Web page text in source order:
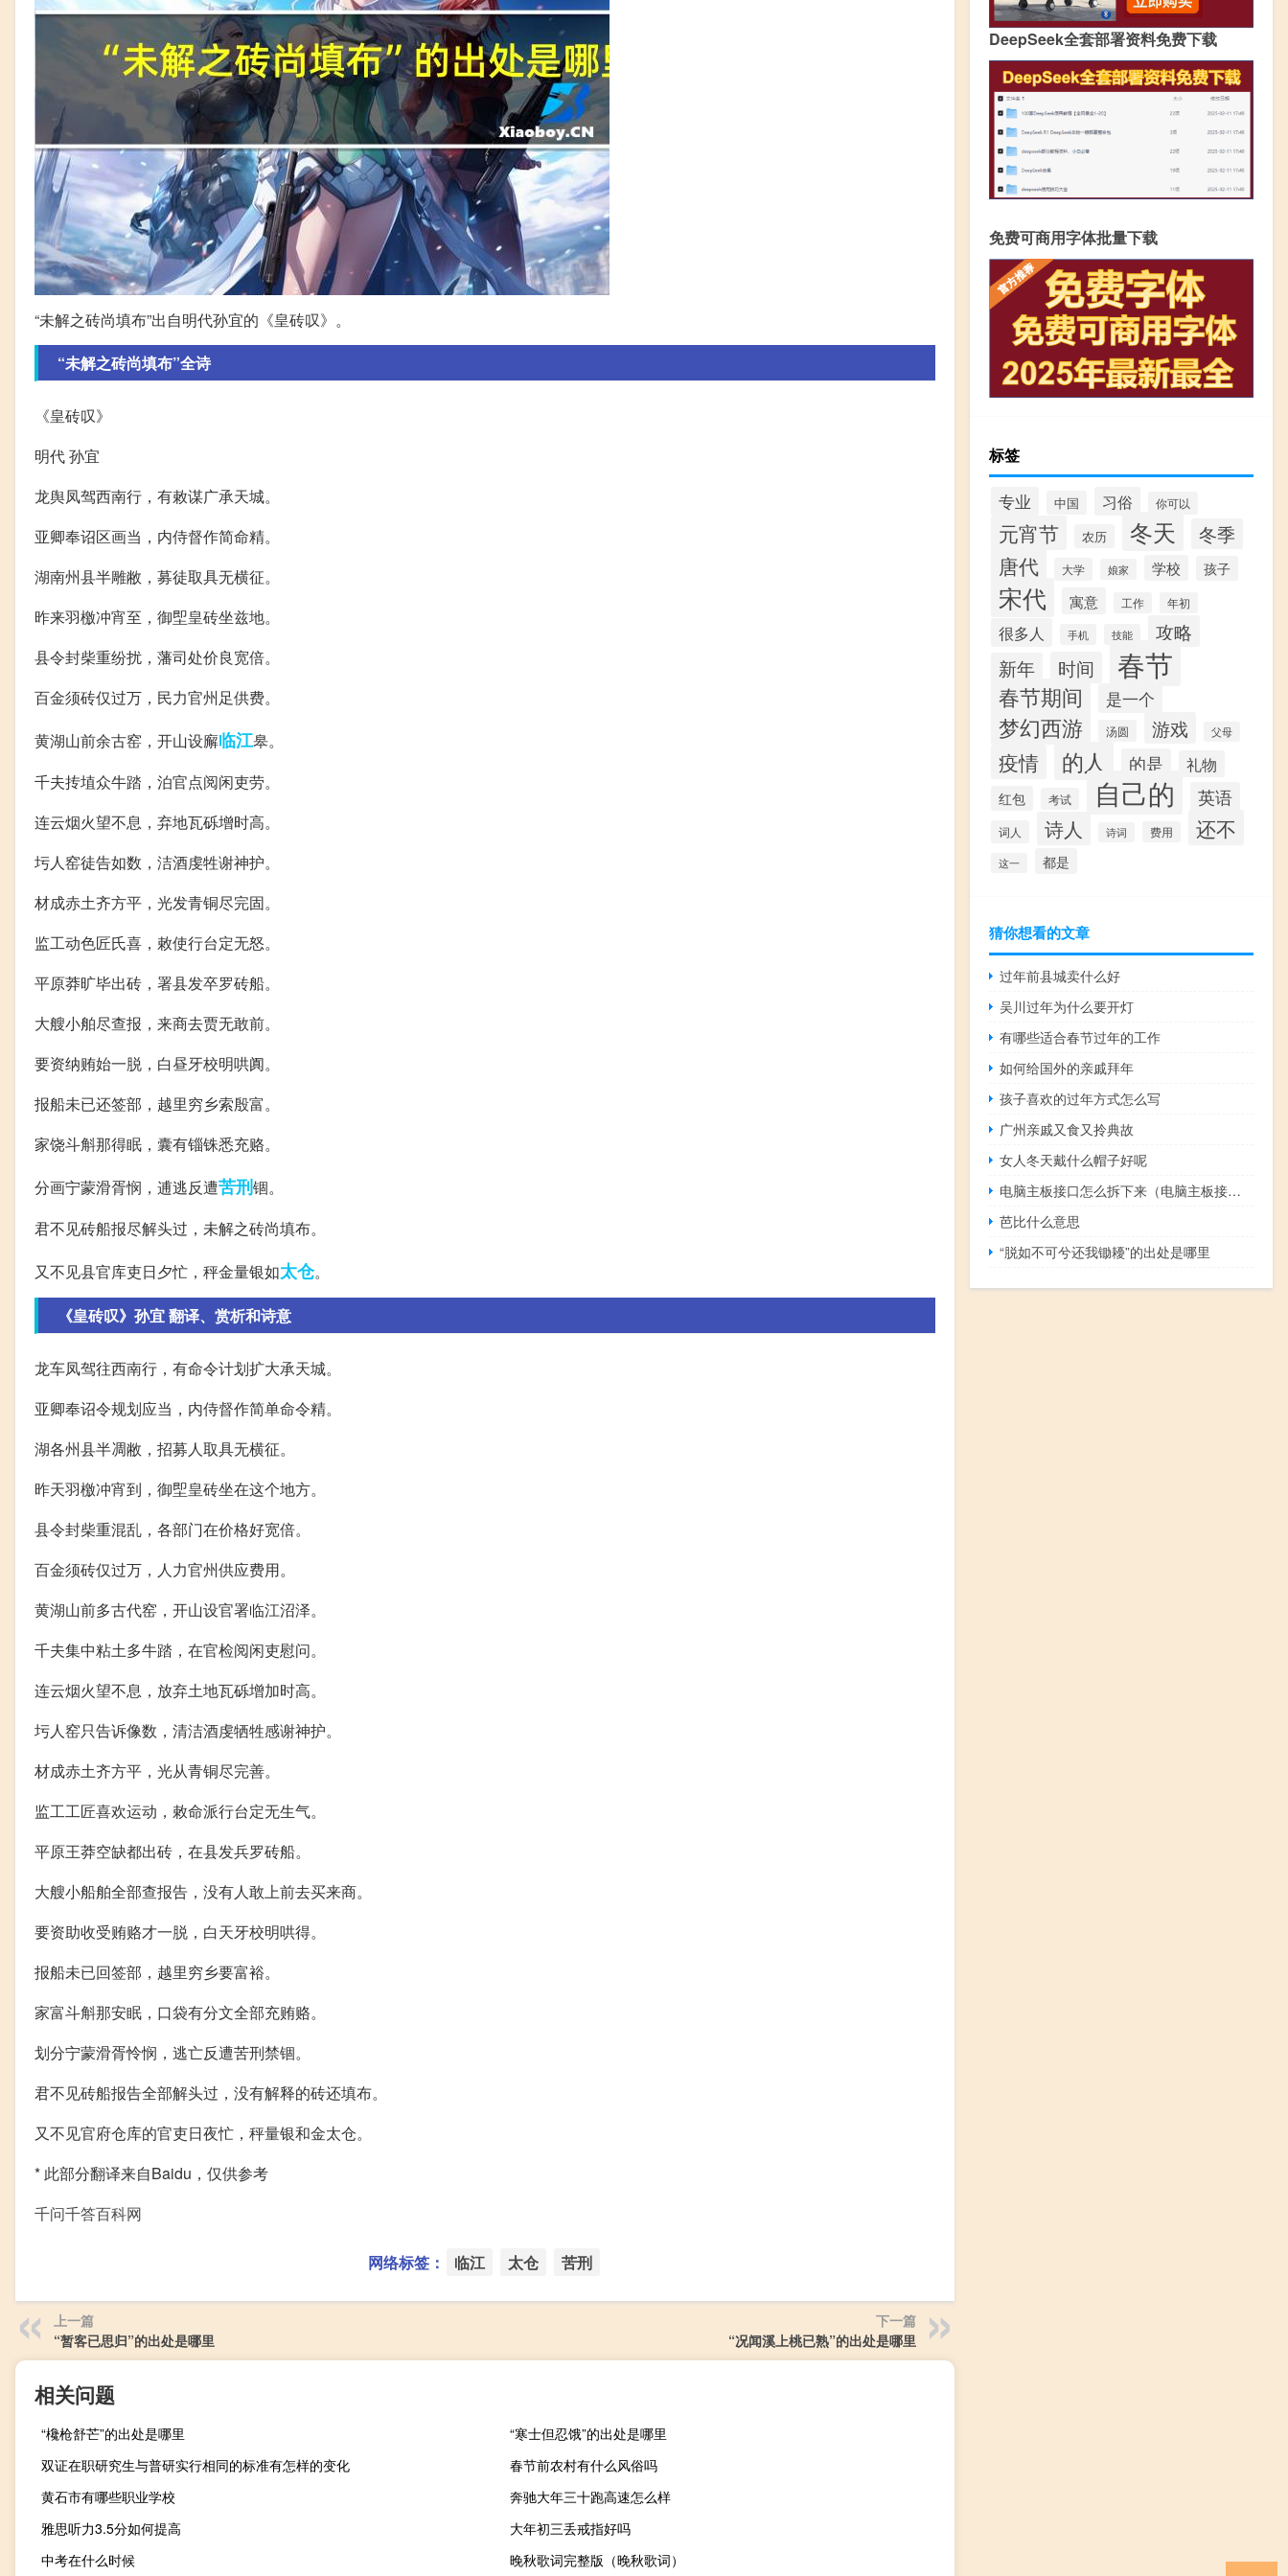
“未解之砖尚填布”出自明代孙宜的《皇砖叹》。
“未解之砖尚填布”全诗
《皇砖叹》
明代 孙宜
龙舆凤驾西南行，有敕谋广承天城。
亚卿奉诏区画当，内侍督作简命精。
湖南州县半雕敝，募徒取具无横征。
昨来羽檄冲宵至，御堲皇砖坐兹地。
县令封柴重纷扰，藩司处价良宽倍。
百金须砖仅过万，民力官州足供费。
黄湖山前余古窑，开山设廨临江皋。
千夫抟埴众牛踏，泊官点阅闲吏劳。
连云烟火望不息，弃地瓦砾增时高。
圬人窑徒告如数，洁酒虔牲谢神护。
材成赤土齐方平，光发青铜尽完固。
监工动色匠氏喜，敕使行台定无怒。
平原莽旷毕出砖，署县发卒罗砖船。
大艘小舶尽查报，来商去贾无敢前。
要资纳贿始一脱，白昼牙校明哄阗。
报船未已还签部，越里穷乡索殷富。
家饶斗斛那得眠，囊有锱铢悉充赂。
分画宁蒙滑胥悯，逋逃反遭苦刑锢。
君不见砖船报尽解头过，未解之砖尚填布。
又不见县官库吏日夕忙，秤金量银如太仓。
《皇砖叹》孙宜 翻译、赏析和诗意
龙车凤驾往西南行，有命令计划扩大承天城。
亚卿奉诏令规划应当，内侍督作简单命令精。
湖各州县半凋敝，招募人取具无横征。
昨天羽檄冲宵到，御堲皇砖坐在这个地方。
县令封柴重混乱，各部门在价格好宽倍。
百金须砖仅过万，人力官州供应费用。
黄湖山前多古代窑，开山设官署临江沼泽。
千夫集中粘土多牛踏，在官检阅闲吏慰问。
连云烟火望不息，放弃土地瓦砾增加时高。
圬人窑只告诉像数，清洁酒虔牺牲感谢神护。
材成赤土齐方平，光从青铜尽完善。
监工工匠喜欢运动，敕命派行台定无生气。
平原王莽空缺都出砖，在县发兵罗砖船。
大艘小船舶全部查报告，没有人敢上前去买来商。
要资助收受贿赂才一脱，白天牙校明哄得。
报船未已回签部，越里穷乡要富裕。
家富斗斛那安眠，口袋有分文全部充贿赂。
划分宁蒙滑胥怜悯，逃亡反遭苦刑禁锢。
君不见砖船报告全部解头过，没有解释的砖还填布。
又不见官府仓库的官吏日夜忙，秤量银和金太仓。
* 此部分翻译来自Baidu，仅供参考
千问千答百科网
网络标签： 临江 太仓 苦刑
上一篇
“暂客已思归”的出处是哪里
下一篇
“况闻溪上桃已熟”的出处是哪里
相关问题
“欃枪舒芒”的出处是哪里
“寒士但忍饿”的出处是哪里
双证在职研究生与普研实行相同的标准有怎样的变化
春节前农村有什么风俗吗
黄石市有哪些职业学校
奔驰大年三十跑高速怎么样
雅思听力3.5分如何提高
大年初三丢戒指好吗
中考在什么时候
晚秋歌词完整版（晚秋歌词）
DeepSeek全套部署资料免费下载
免费可商用字体批量下载
标签
专业 中国 习俗 你可以
元宵节 农历 冬天 冬季
唐代 大学 娘家 学校 孩子
宋代 寓意 工作 年初
很多人 手机 技能 攻略
新年 时间 春节
春节期间 是一个
梦幻西游 汤圆 游戏 父母
疫情 的人 的是 礼物
红包 考试 自己的 英语
词人 诗人 诗词 费用 还不
这一 都是
猜你想看的文章
过年前县城卖什么好
吴川过年为什么要开灯
有哪些适合春节过年的工作
如何给国外的亲戚拜年
孩子喜欢的过年方式怎么写
广州亲戚又食又拎典故
女人冬天戴什么帽子好呢
电脑主板接口怎么拆下来（电脑主板接口）
芭比什么意思
“脱如不可兮还我锄耰”的出处是哪里